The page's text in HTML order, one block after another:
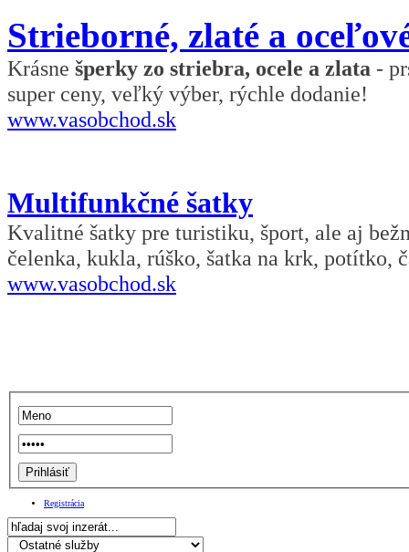
Strieborné, zlaté a
Krásne šperky zo striebra, ocele a zlata -
super ceny, veľký výber, rýchle dodanie!
www.vasobchod.sk
Multifunkčné šatky
Kvalitné šatky pre turistiku, šport, ale aj
čelenka, kukla, rúško, šatka na krk, potítko,
www.vasobchod.sk
Registrácia